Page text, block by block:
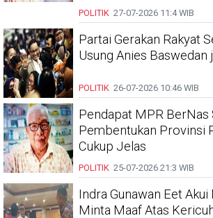
POLITIK 27-07-2026 11:4 WIB
Partai Gerakan Rakyat
Usung Anies Baswedan
POLITIK 26-07-2026 10:46 WIB
Pendapat MPR BerNas
Pembentukan Provinsi
Cukup Jelas
POLITIK 25-07-2026 21:3 WIB
Indra Gunawan Eet
Minta Maaf Atas